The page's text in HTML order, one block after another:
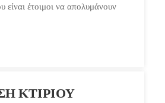
είναι έτοιμοι να απολυμάνουν
ΚΤΙΡΊΟΥ